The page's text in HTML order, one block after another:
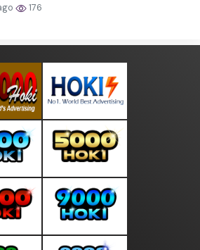
176